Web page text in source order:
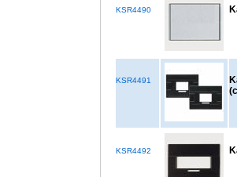
KSR4490
KSR4491
KSR4492